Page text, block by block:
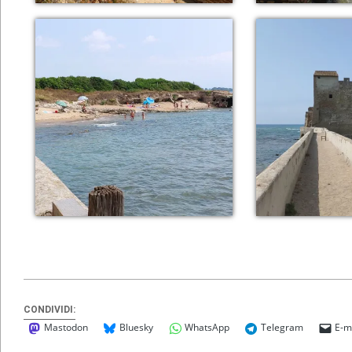
CONDIVIDI:
Mastodon Bluesky WhatsApp Telegram E-